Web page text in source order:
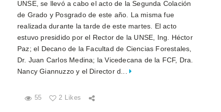
UNSE, se llevó a cabo el acto de la Segunda Colación
de Grado y Posgrado de este año. La misma fue
realizada durante la tarde de este martes. El acto
estuvo presidido por el Rector de la UNSE, Ing. Héctor
Paz; el Decano de la Facultad de Ciencias Forestales,
Dr. Juan Carlos Medina; la Vicedecana de la FCF, Dra.
Nancy Giannuzzo y el Director d...
55 2 Likes